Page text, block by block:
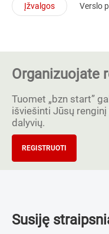
Įžvalgos Verslo
Organizuojate
Tuomet „bzn start”
išviešinti Jūsų
dalyvių.
REGISTRUOTI
Susiję